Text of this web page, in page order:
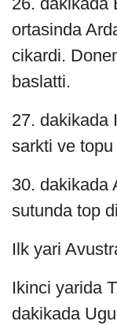
ortasinda
cikardi.
baslatti.
27. dakikada
sarkti ve
30. dakikada
sutunda top
Ilk yari
Ikinci yarida
dakikada